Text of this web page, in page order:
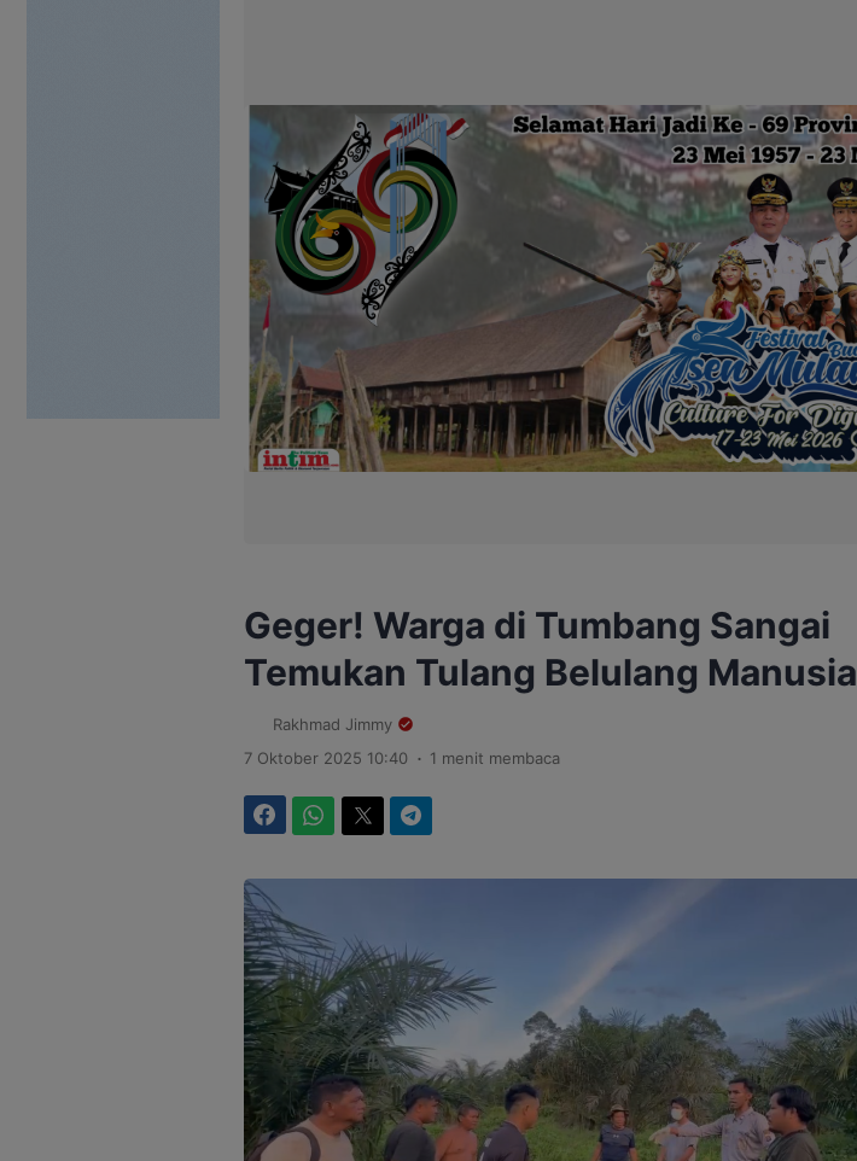
Geger! Warga di Tumbang Sangai
Temukan Tulang Belulang Manusia
Rakhmad Jimmy
7 Oktober 2025 10:40 . 1 menit membaca